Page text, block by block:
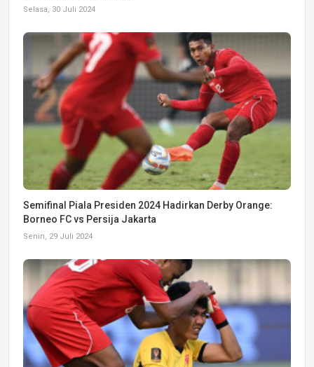
Selasa, 30 Juli 2024
Semifinal Piala Presiden 2024 Hadirkan Derby Orange:
Borneo FC vs Persija Jakarta
Senin, 29 Juli 2024